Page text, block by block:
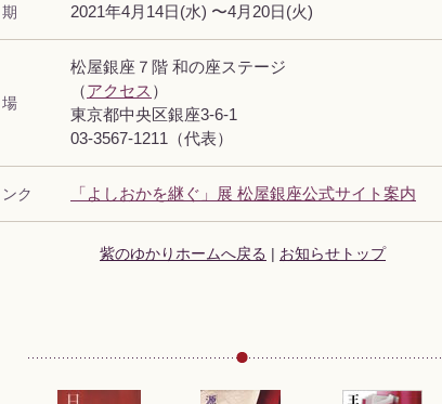
2021年4月14日(水) 〜4月20日(火)
松屋銀座７階 和の座ステージ
（アクセス ）
東京都中央区銀座3-6-1
03-3567-1211（代表）
ク 「よしおかを継ぐ」展 松屋銀座公式サイト案内
紫のゆかりホームへ戻る | お知らせトップ